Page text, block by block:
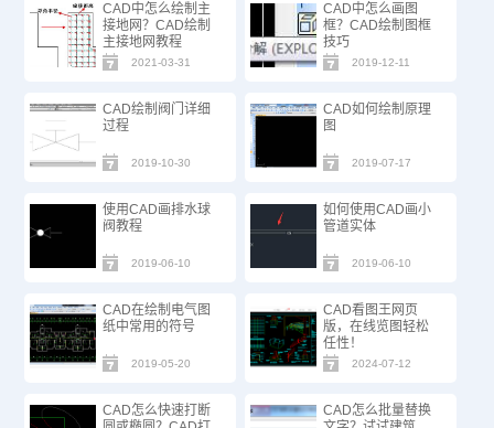
CAD中怎么绘制主
接地网？CAD绘制
主接地网教程
2021-03-31
CAD中怎么画图
框？CAD绘制图框
技巧
2019-12-11
CAD绘制阀门详细
过程
2019-10-30
CAD如何绘制原理
图
2019-07-17
使用CAD画排水球
阀教程
2019-06-10
如何使用CAD画小
管道实体
2019-06-10
CAD在绘制电气图
纸中常用的符号
2019-05-20
CAD看图王网页
版，在线览图轻松
任性！
2024-07-12
CAD怎么快速打断
CAD怎么批量替换